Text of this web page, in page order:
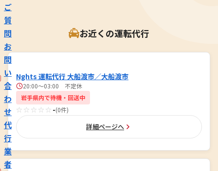
ご
質
問
お
問
い
合
わ
せ
代
行
業
者
お近くの運転代行
Nghts 運転代行 大船渡市／大船渡市
20:00～03:00 不定休
岩手県内で待機・回送中
☆☆☆☆☆ -(0件)
詳細ページへ